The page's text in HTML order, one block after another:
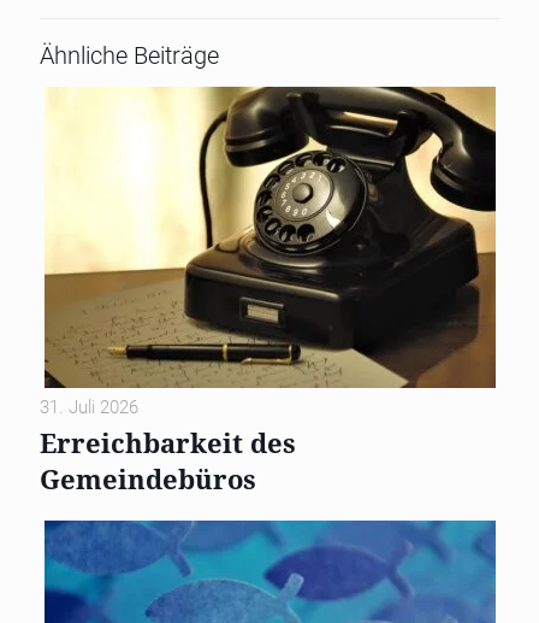
Ähnliche Beiträge
31. Juli 2026
Erreichbarkeit des
Gemeindebüros